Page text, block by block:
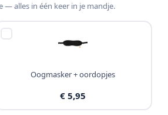
— alles in één keer in je mandje.
Oogmasker + oordopjes
€ 5,95